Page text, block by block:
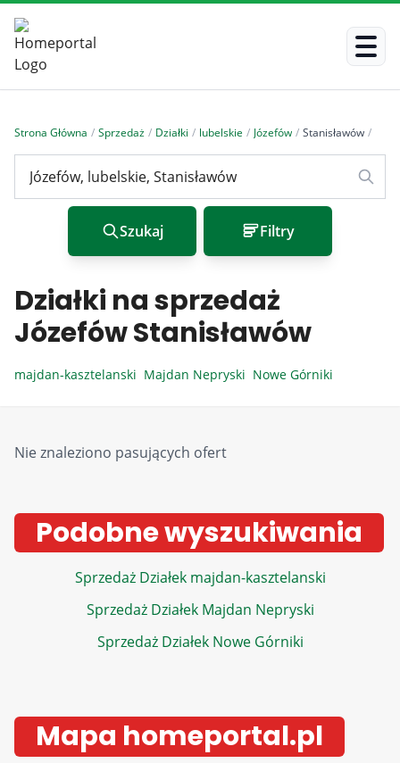
Strona Główna / Sprzedaż / Działki / lubelskie / Józefów / Stanisławów /
Szukaj Filtry
Działki na sprzedaż
Józefów Stanisławów
majdan-kasztelanski Majdan Nepryski Nowe Górniki
Nie znaleziono pasujących ofert
Podobne wyszukiwania
Sprzedaż Działek majdan-kasztelanski
Sprzedaż Działek Majdan Nepryski
Sprzedaż Działek Nowe Górniki
Mapa homeportal.pl